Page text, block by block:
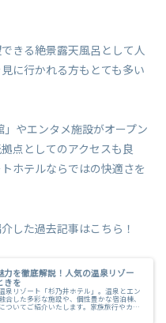
きる絶景露天風呂として人
に行かれる方もとても多い
やエンタメ施設がオープン
点としてのアクセスも良
ホテルならではの快適さを
した過去記事はこちら！
力を徹底解説！人気の温泉リゾー
きを
泉リゾート「杉乃井ホテル」。温泉とエン
合した多彩な施設や、個性豊かな宿泊棟、
ついてご紹介いたします。家族旅行やカッ